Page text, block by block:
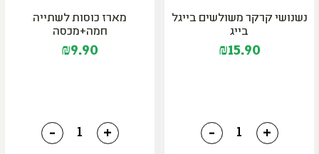
נשנושי קרקר משולשים בייגל
בייג
₪15.90
כמות של נשנושי קרקר משולשים בייגל בייג
+
-
מארז כוסות לשתייה
חמה+מכסה
₪9.90
כמות של מארז כוסות
+
-